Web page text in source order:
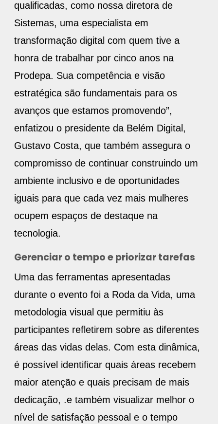
qualificadas, como nossa diretora de
Sistemas, uma especialista em
transformação digital com quem tive a
honra de trabalhar por cinco anos na
Prodepa. Sua competência e visão
estratégica são fundamentais para os
avanços que estamos promovendo”,
enfatizou o presidente da Belém Digital,
Gustavo Costa, que também assegura o
compromisso de continuar construindo um
ambiente inclusivo e de oportunidades
iguais para que cada vez mais mulheres
ocupem espaços de destaque na
tecnologia.
Gerenciar o tempo e priorizar tarefas
Uma das ferramentas apresentadas
durante o evento foi a Roda da Vida, uma
metodologia visual que permitiu às
participantes refletirem sobre as diferentes
áreas das vidas delas. Com esta dinâmica,
é possível identificar quais áreas recebem
maior atenção e quais precisam de mais
dedicação, .e também visualizar melhor o
nível de satisfação pessoal e o tempo